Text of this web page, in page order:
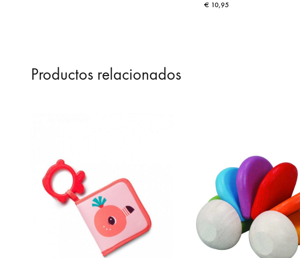
€ 10,95
Productos relacionados